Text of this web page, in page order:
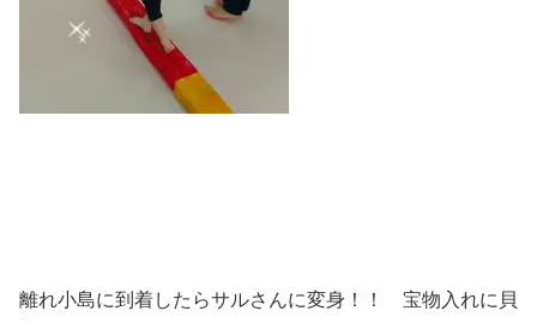
離れ小島に到着したらサルさんに変身！！ 宝物入れに貝